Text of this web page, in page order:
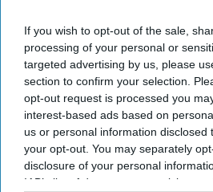
If you wish to opt-out of the sale,
processing of your personal or
targeted advertising by us, please
section to confirm your selection.
opt-out request is processed you
interest-based ads based on
us or personal information disclosed
your opt-out. You may separately
disclosure of your personal
IAB’s list of downstream participants.
performance.
Subscribe to our